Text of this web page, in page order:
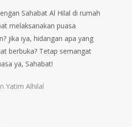
Sahabat Al Hilal di rumah
melaksanakan puasa
jika iya, hidangan apa yang
berbuka? Tetap semangat
ya, Sahabat!
Yatim Alhilal